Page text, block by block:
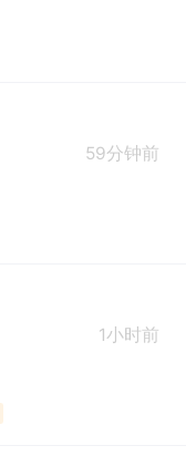
59分钟前
1小时前